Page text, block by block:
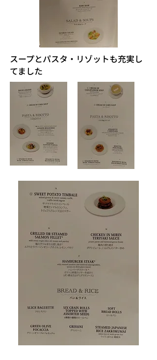
スープとパスタ・リゾットも充実し
てました